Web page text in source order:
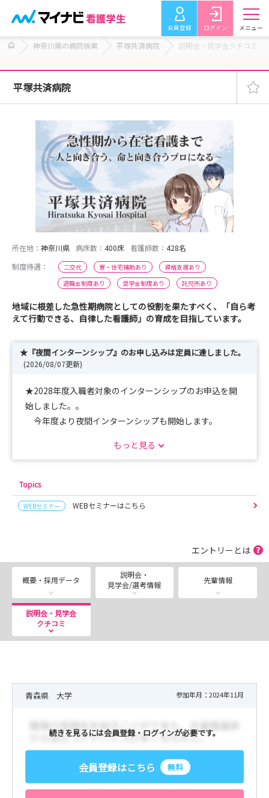
会員登録 ログイン メニュー
神奈川県の病院検索 平塚共済病院 説明会・見学会クチコミ
平塚共済病院
所在地： 神奈川県 病床数： 400床 看護師数： 428名
制度待遇：
二交代 寮・住宅補助あり
資格支援あり
退職金制度あり
奨学金制度あり 託児所あり
地域に根差した急性期病院としての役割を果たすべく、「自ら考
えて行動できる、自律した看護師」の育成を目指しています。
★『夜間インターンシップ』のお申し込みは定員に達しました。
(2026/08/07更新)
★2028年度入職者対象のインターンシップのお申込を開
始しました。。
今年度より夜間インターンシップも開始します。
お気軽にご参加ください。
コースへ変更しております。
午後のカンファレンスやチーム活動も見学可能です。
看護師の一日の動き、体験してみてください。
★2028年度入職者対象のWEB病院説明会を毎月開催して
平日夕方17：30～行います。授業や実習が終了後に参
加可能な時間としております。
お気軽にご参加ください。
当院に興味を持って下さった方、お気軽にご参加くださ
★2027年度入職者対象の採用試験は終了致しました。
多数のご応募ありがとうございまし
た。
もっと見る
Topics
WEBセミナー WEBセミナーはこちら
エントリーとは
概要・採用データ
説明会・
見学会/選考情報
先輩情報
説明会・見学会
クチコミ
青森県 大学 参加年月：2024年11月
続きを見るには会員登録・ログインが必要です。
会員登録はこちら 無料